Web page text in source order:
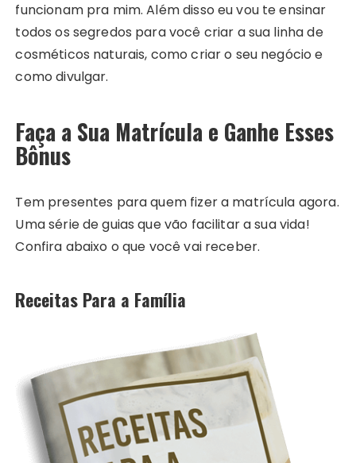
funcionam pra mim. Além disso eu vou te ensinar
todos os segredos para você criar a sua linha de
cosméticos naturais, como criar o seu negócio e
como divulgar.
Faça a Sua Matrícula e Ganhe Esses
Bônus
Tem presentes para quem fizer a matrícula agora.
Uma série de guias que vão facilitar a sua vida!
Confira abaixo o que você vai receber.
Receitas Para a Família